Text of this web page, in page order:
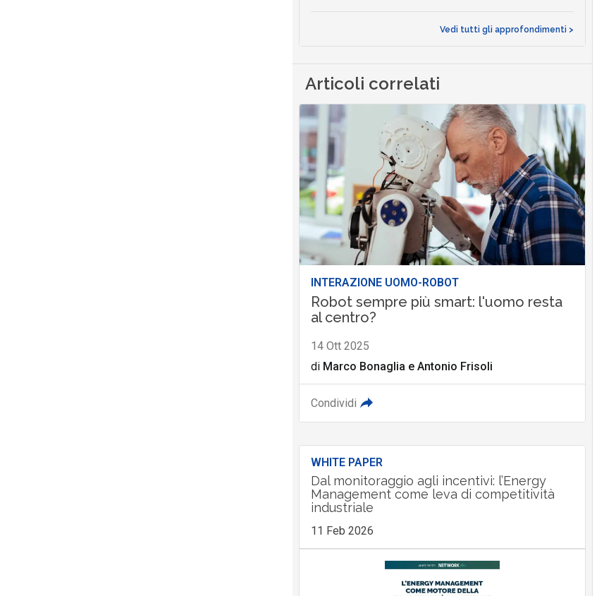
Vedi tutti gli approfondimenti >
Articoli correlati
INTERAZIONE UOMO-ROBOT
Robot sempre più smart: l'uomo resta
al centro?
14 Ott 2025
di Marco Bonaglia e Antonio Frisoli
Condividi
WHITE PAPER
Dal monitoraggio agli incentivi: l’Energy
Management come leva di competitività
industriale
11 Feb 2026